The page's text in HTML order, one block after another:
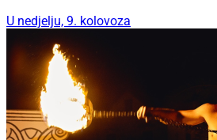
U nedjelju, 9. kolovoza